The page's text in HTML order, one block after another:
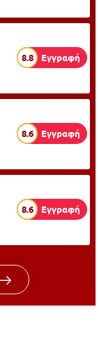
8.8 Εγγραφή
8.6 Εγγραφή
8.6 Εγγραφή